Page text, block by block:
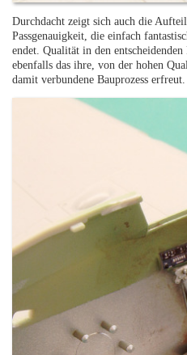
Durchdacht zeigt sich auch die
Passgenauigkeit, die einfach
endet. Qualität in den
ebenfalls das ihre, von der hohen
damit verbundene Bauprozess erfreut.